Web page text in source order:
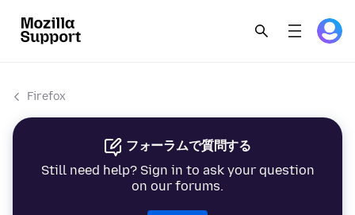
Firefox
フォーラムで質問する
Still need help? Sign in to ask your question
on our forums.